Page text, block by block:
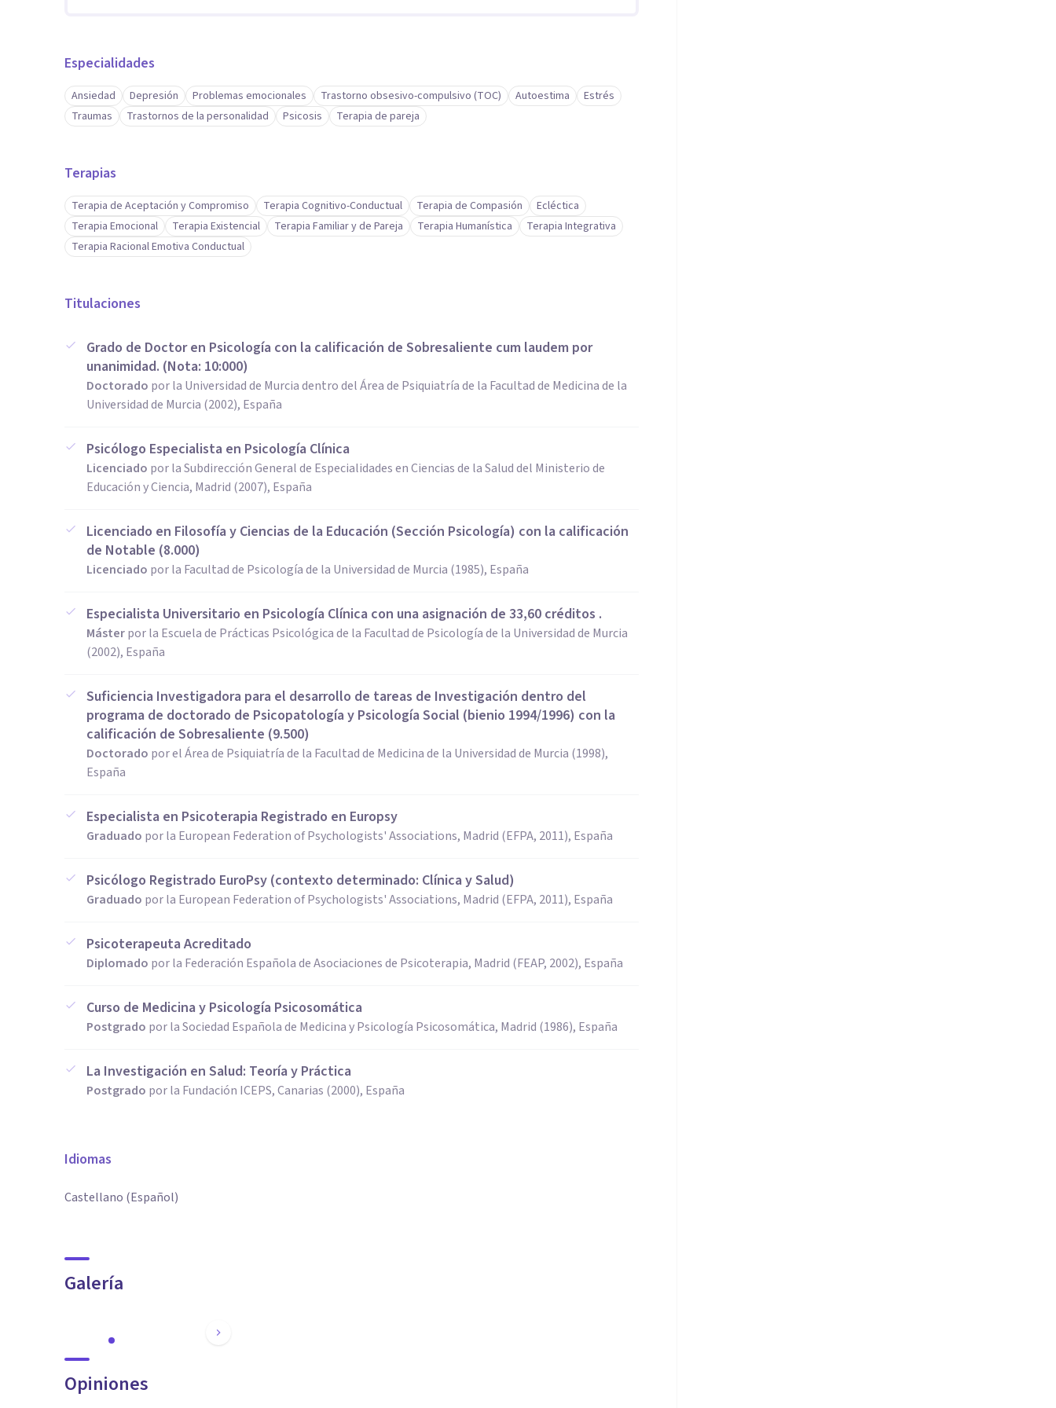
Especialidades
Ansiedad Depresión Problemas emocionales Trastorno obsesivo-compulsivo (TOC) Autoestima
Estrés
Traumas
Trastornos de la personalidad Psicosis Terapia de pareja
Terapias
Terapia de Aceptación y Compromiso Terapia Cognitivo-Conductual Terapia de Compasión
Ecléctica
Terapia Emocional
Terapia Existencial Terapia Familiar y de Pareja Terapia Humanística
Terapia Integrativa
Terapia Racional Emotiva Conductual
Titulaciones
Grado de Doctor en Psicología con la calificación de Sobresaliente cum laudem por
unanimidad. (Nota: 10:000)
Doctorado por la Universidad de Murcia dentro del Área de Psiquiatría de la Facultad de Medicina de la
Universidad de Murcia (2002), España
Psicólogo Especialista en Psicología Clínica
Licenciado por la Subdirección General de Especialidades en Ciencias de la Salud del Ministerio de
Educación y Ciencia, Madrid (2007), España
Licenciado en Filosofía y Ciencias de la Educación (Sección Psicología) con la calificación
de Notable (8.000)
Licenciado por la Facultad de Psicología de la Universidad de Murcia (1985), España
Especialista Universitario en Psicología Clínica con una asignación de 33,60 créditos .
Másterpor la Escuela de Prácticas Psicológica de la Facultad de Psicología de la Universidad de Murcia
(2002), España
Suficiencia Investigadora para el desarrollo de tareas de Investigación dentro del
programa de doctorado de Psicopatología y Psicología Social (bienio 1994/1996) con la
calificación de Sobresaliente (9.500)
Doctorado por el Área de Psiquiatría de la Facultad de Medicina de la Universidad de Murcia (1998),
España
Especialista en Psicoterapia Registrado en Europsy
Graduado por la European Federation of Psychologists' Associations, Madrid (EFPA, 2011), España
Psicólogo Registrado EuroPsy (contexto determinado: Clínica y Salud)
Graduado por la European Federation of Psychologists' Associations, Madrid (EFPA, 2011), España
Psicoterapeuta Acreditado
Diplomado por la Federación Española de Asociaciones de Psicoterapia, Madrid (FEAP, 2002), España
Curso de Medicina y Psicología Psicosomática
Postgrado por la Sociedad Española de Medicina y Psicología Psicosomática, Madrid (1986), España
La Investigación en Salud: Teoría y Práctica
Postgrado por la Fundación ICEPS, Canarias (2000), España
Idiomas
Castellano (Español)
Galería
Opiniones